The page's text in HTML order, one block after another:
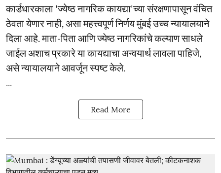
कार्डधारकाला 'ज्येष्ठ नागरिक कायद्या'च्या संरक्षणापासून वंचित
ठेवता येणार नाही, असा महत्त्वपूर्ण निर्णय मुंबई उच्च न्यायालयाने
दिला आहे. माता-पिता आणि ज्येष्ठ नागरिकांचे कल्याण साधले
जाईल अशाच प्रकारे या कायद्याचा अन्वयार्थ लावला पाहिजे,
असे न्यायालयाने आवर्जून स्पष्ट केले.
Read More